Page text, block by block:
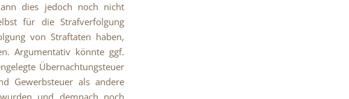
dies jedoch noch nicht
für die Strafverfolgung
von Straftaten haben,
Argumentativ könnte ggf.
Übernachtungsteuer
Gewerbsteuer als andere